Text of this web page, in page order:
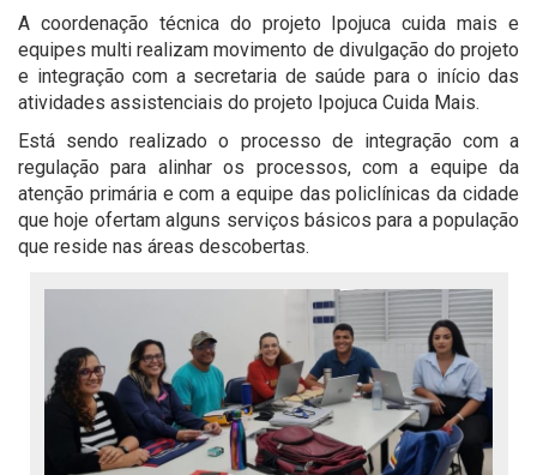
A coordenação técnica do projeto Ipojuca cuida mais e
equipes multi realizam movimento de divulgação do projeto
e integração com a secretaria de saúde para o início das
atividades assistenciais do projeto Ipojuca Cuida Mais.
Está sendo realizado o processo de integração com a
regulação para alinhar os processos, com a equipe da
atenção primária e com a equipe das policlínicas da cidade
que hoje ofertam alguns serviços básicos para a população
que reside nas áreas descobertas.